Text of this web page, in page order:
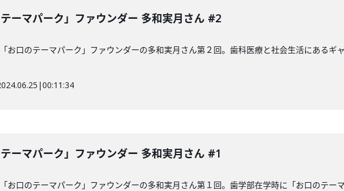
テーマパーク」ファウンダー 多和実月さん #2
お口のテーマパーク」ファウンダーの多和実月さん第２回。歯科医療と社会生活にあるギ
|00:11:34
テーマパーク」ファウンダー 多和実月さん #1
お口のテーマパーク」ファウンダーの多和実月さん第１回。歯学部在学時に「お口のテー